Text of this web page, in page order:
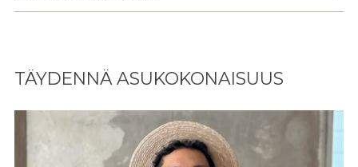
ostoskoriisi
TÄYDENNÄ ASUKOKONAISUUS